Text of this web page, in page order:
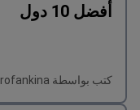
أفضل 10 دول
كتب بواسطة Mariia Mytrofankina